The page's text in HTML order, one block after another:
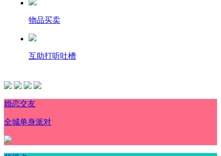
物品买卖
互助打听吐槽
婚恋交友
全城单身派对